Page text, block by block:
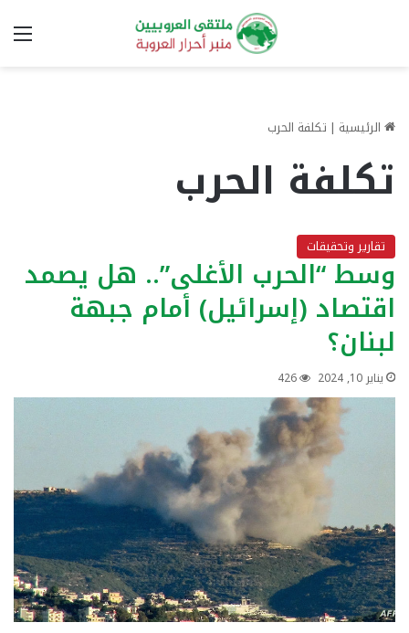
الرئيسية | تكلفة الحرب
تكلفة الحرب
تقارير وتحقيقات
وسط “الحرب الأغلى”.. هل يصمد
اقتصاد (إسرائيل) أمام جبهة
لبنان؟
يناير 10, 2024 426